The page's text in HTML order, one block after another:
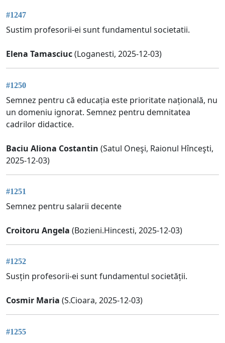
#1247
Sustim profesorii-ei sunt fundamentul societatii.
Elena Tamasciuc(Loganesti, 2025-12-03)
#1250
Semnez pentru că educația este prioritate națională, nu
un domeniu ignorat. Semnez pentru demnitatea
cadrilor didactice.
Baciu Aliona Costantin (Satul Oneşi, Raionul Hînceşti,
2025-12-03)
#1251
Semnez pentru salarii decente
Croitoru Angela (Bozieni.Hincesti, 2025-12-03)
#1252
Susțin profesorii-ei sunt fundamentul societății.
Cosmir Maria (S.Cioara, 2025-12-03)
#1255